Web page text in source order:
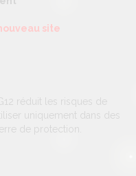
site
réduit les risques de
uniquement dans des
de protection.